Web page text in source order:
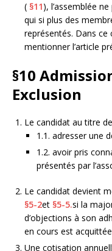
( §11), l’assemblée
qui si plus des
représentés. Dans ce
mentionner l’article
§10
Exclusion
Le candidat au titre
1.1. adresser une
1.2. avoir pris
présentés par
Le candidat devient
§5-2et §5-5.si la
d’objections à son
en cours est
Une cotisation